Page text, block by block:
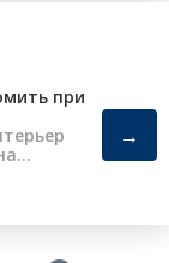
при
→